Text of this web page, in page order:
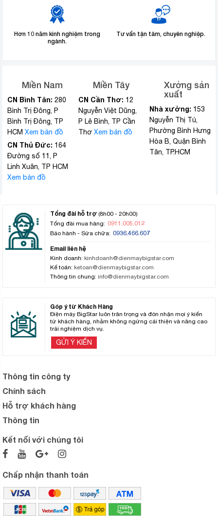
Hơn 10 năm kinh nghiệm trong
ngành.
Tư vấn tận tâm, chuyên nghiệp.
Miền Nam
CN Bình Tân: 280
Bình Trị Đông, P
Bình Trị Đông, TP
HCM Xem bản đồ
CN Thủ Đức: 164
Đường số 11, P
Linh Xuân, TP HCM
Xem bản đồ
Miền Tây
CN Cần Thơ: 12
Nguyễn Việt Dũng,
P Lê Bình, TP Cần
Thơ Xem bản đồ
Xưởng sản
xuất
Nhà xưởng: 153
Nguyễn Thị Tú,
Phường Bình Hưng
Hòa B, Quận Bình
Tân, TP.HCM
Tổng đài hỗ trợ (8h00 - 20h00)
Tổng đài mua hàng: 0911.005.012
Bảo hành - Sửa chữa: 0936.466.607
Email liên hệ
Kinh doanh: kinhdoanh@dienmaybigstar.com
Kế toán: ketoan@dienmaybigstar.com
Thông tin chung: info@dienmaybigstar.com
Góp ý từ Khách Hàng
Điện máy BigStar luôn trân trọng và đón nhận mọi ý kiến
từ khách hàng, nhằm không ngừng cải thiện và nâng cao
trải nghiệm dịch vụ.
GỬI Ý KIẾN
Thông tin công ty
Chính sách
Hỗ trợ khách hàng
Thông tin
Kết nối với chúng tôi
Chấp nhận thanh toán